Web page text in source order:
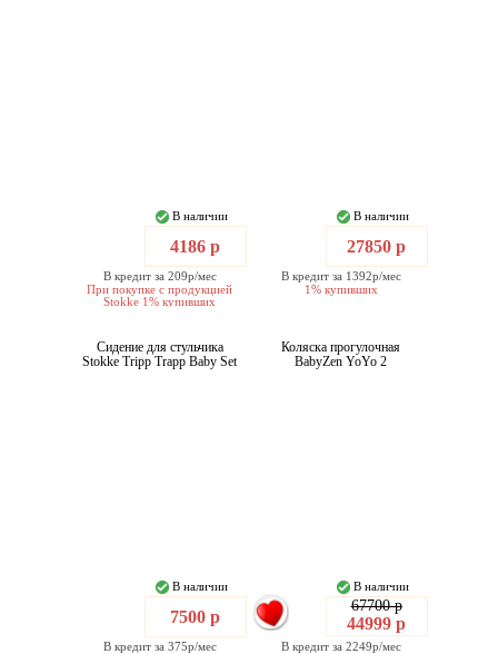
В наличии
4186 р
В кредит за 209р/мес
При покупке с продукцией
Stokke 1% купивших
В наличии
27850 р
В кредит за 1392р/мес
1% купивших
Сидение для стульчика
Stokke Tripp Trapp Baby Set
В наличии
7500 р
В кредит за 375р/мес
Коляска прогулочная
BabyZen YoYo 2
В наличии
67700 р
44999 р
В кредит за 2249р/мес